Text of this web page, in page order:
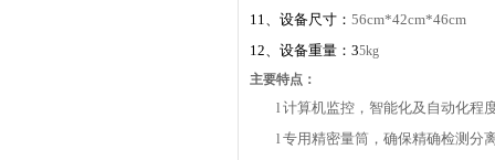
11、设备尺寸： 56cm*42cm*46cm
12、设备重量：35kg
主要特点：
l 计算机监控，智能化及自动化程
l 专用精密量筒，确保精确检测 分